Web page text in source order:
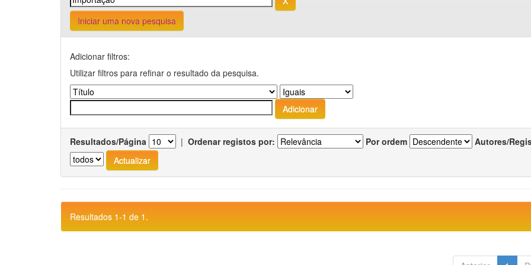
Iniciar uma nova pesquisa
Adicionar filtros:
Utilizar filtros para refinar o resultado da pesquisa.
Resultados/Página | Ordenar registos por: Por ordem Autores/
Resultados 1-1 de 1.